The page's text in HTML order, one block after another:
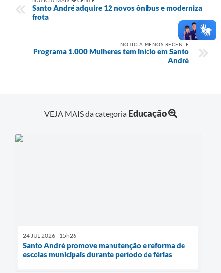
Santo André adquire 12 novos ônibus e moderniza
frota
NOTÍCIA MENOS RECENTE
Programa 1.000 Mulheres tem início em Santo
André
VEJA MAIS da categoria Educação
24 JUL 2026 - 15h26
Santo André promove manutenção e reforma de
escolas municipais durante período de férias